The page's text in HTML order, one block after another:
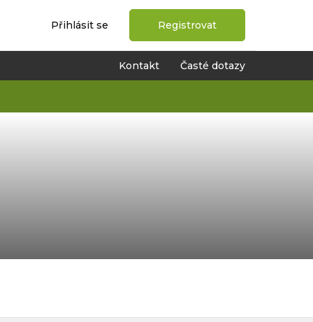
Přihlásit se Registrovat
Časté dotazy
Kontakt